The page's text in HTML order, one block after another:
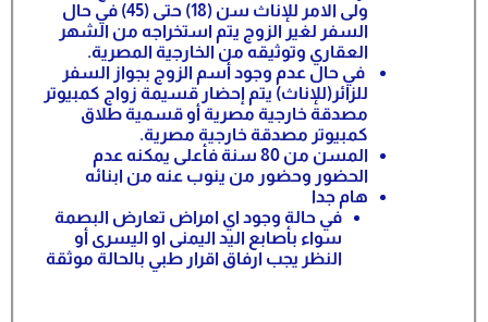
ولى الامر للإناث سن (18) حتى (45) في حال
السفر لغير الزوج يتم استخراجه من الشهر
العقاري وتوثيقه من الخارجية المصرية.
في حال عدم وجود أسم الزوج بجواز السفر
للزائر(للإناث) يتم إحضار قسيمة زواج كمبيوتر
مصدقة خارجية مصرية أو قسمية طلاق
كمبيوتر مصدقة خارجية مصرية.
المسن من 80 سنة فأعلى يمكنه عدم
الحضور وحضور من ينوب عنه من ابنائه
هام جدا
في حالة وجود اي امراض تعارض البصمة
سواء بأصابع اليد اليمنى او اليسرى أو
النظر يجب ارفاق اقرار طبي بالحالة موثقة